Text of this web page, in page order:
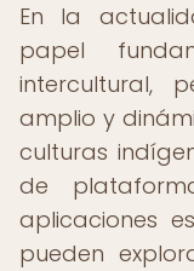
En la
papel
intercultural,
amplio y
culturas
de
aplicaciones
pueden